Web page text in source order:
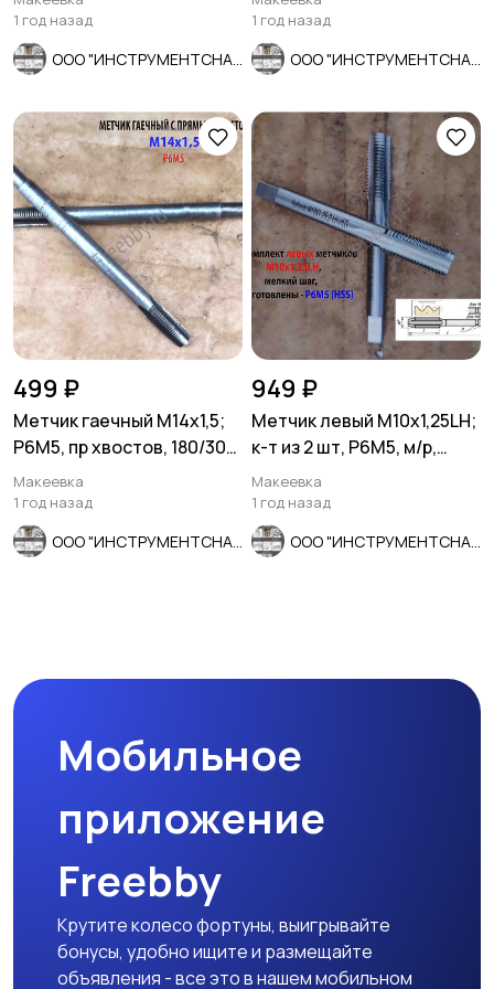
1 год назад
1 год назад
499 ₽
Метчик гаечный М14х1,5;
Р6М5, пр хвостов, 180/30
мм, мелкий шаг, СССР.
Макеевка
1 год назад
949 ₽
Метчик левый М10х1,25LH;
к-т из 2 шт, Р6М5, м/р,
80/24 мм, мелкий шаг
Макеевка
1 год назад
Мобильное
приложение
Freebby
Крутите колесо фортуны, выигрывайте
бонусы, удобно ищите и размещайте
объявления - все это в нашем мобильном